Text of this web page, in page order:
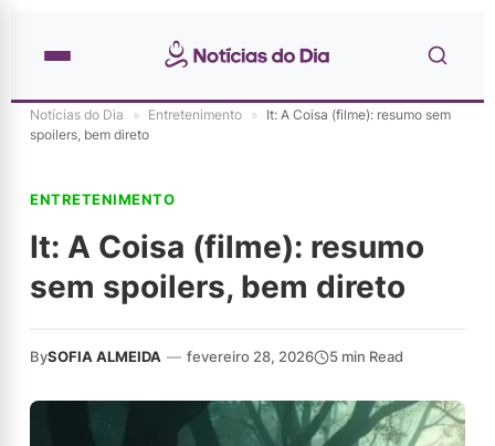
Notícias do Dia » Entretenimento » It: A Coisa (filme): resumo sem
spoilers, bem direto
ENTRETENIMENTO
It: A Coisa (filme): resumo
sem spoilers, bem direto
BySOFIA ALMEIDA — fevereiro 28, 2026 5 min Read